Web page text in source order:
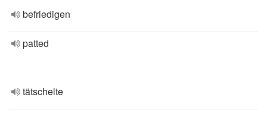
befriedigen
patted
tätschelte